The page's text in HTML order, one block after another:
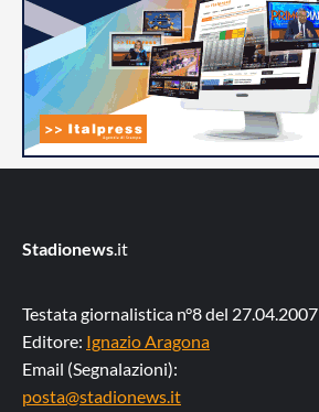
Stadionews.it
Testata giornalistica n°8 del 27.04.2007
Editore: Ignazio Aragona
Email (Segnalazioni):
posta@stadionews.it